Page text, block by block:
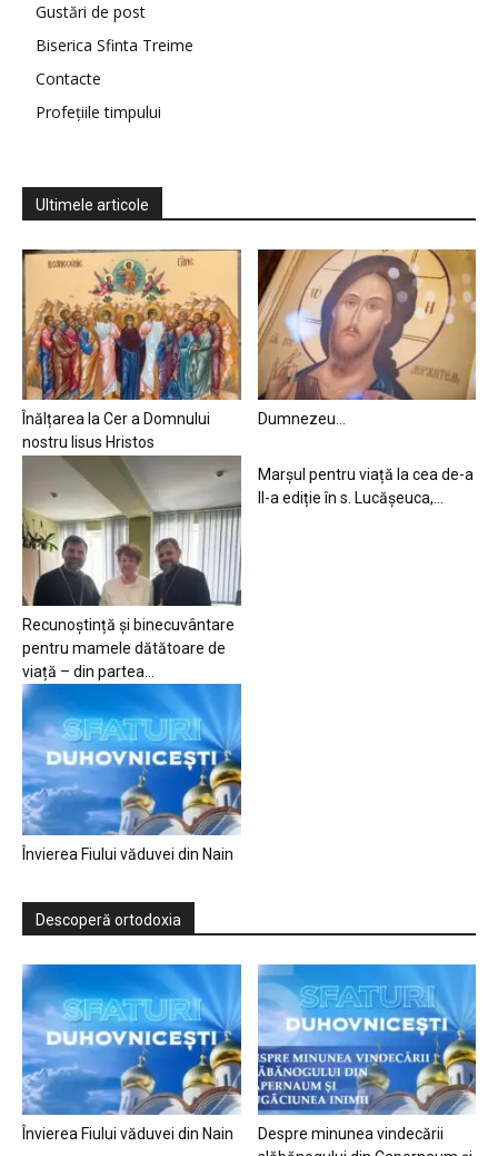
Gustări de post
Biserica Sfinta Treime
Contacte
Profețiile timpului
Ultimele articole
Înălțarea la Cer a Domnului
nostru Iisus Hristos
Dumnezeu…
Recunoștință și binecuvântare
pentru mamele dătătoare de
viață – din partea...
Marșul pentru viață la cea de-a
II-a ediție în s. Lucășeuca,...
Învierea Fiului văduvei din Nain
Descoperă ortodoxia
Învierea Fiului văduvei din Nain
Despre minunea vindecării